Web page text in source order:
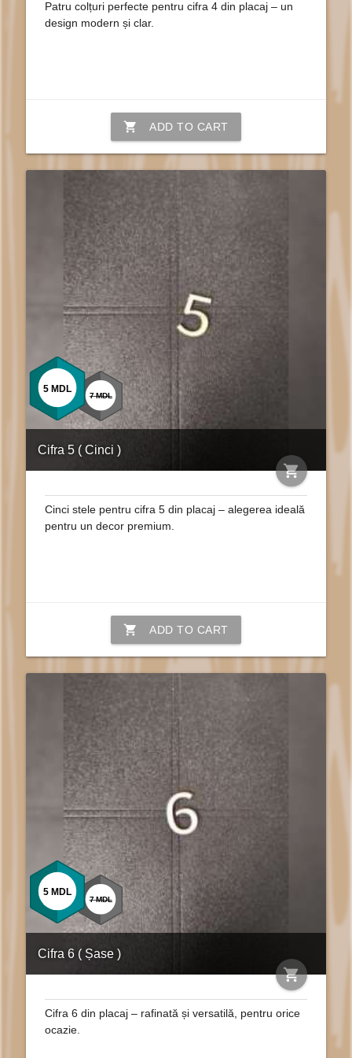
Patru colțuri perfecte pentru cifra 4 din placaj – un
design modern și clar.
shopping_cart ADD TO CART
Cifra 5 ( Cinci )
shopping_cart
5 MDL
7 MDL
Cinci stele pentru cifra 5 din placaj – alegerea ideală
pentru un decor premium.
shopping_cart ADD TO CART
Cifra 6 ( Șase )
shopping_cart
5 MDL
7 MDL
Cifra 6 din placaj – rafinată și versatilă, pentru orice
ocazie.